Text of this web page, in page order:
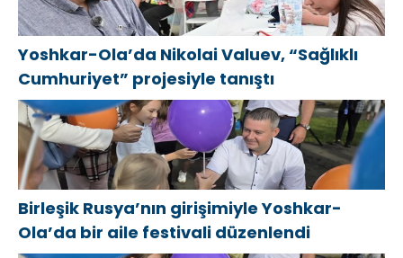
Yoshkar-Ola’da Nikolai Valuev, “Sağlıklı
Cumhuriyet” projesiyle tanıştı
Birleşik Rusya’nın girişimiyle Yoshkar-
Ola’da bir aile festivali düzenlendi